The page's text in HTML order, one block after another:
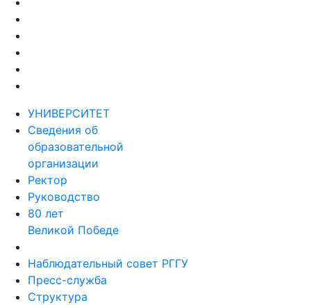
УНИВЕРСИТЕТ
Сведения об
образовательной
организации
Ректор
Руководство
80 лет
Великой Победе
Наблюдательный совет РГГУ
Пресс-служба
Структура